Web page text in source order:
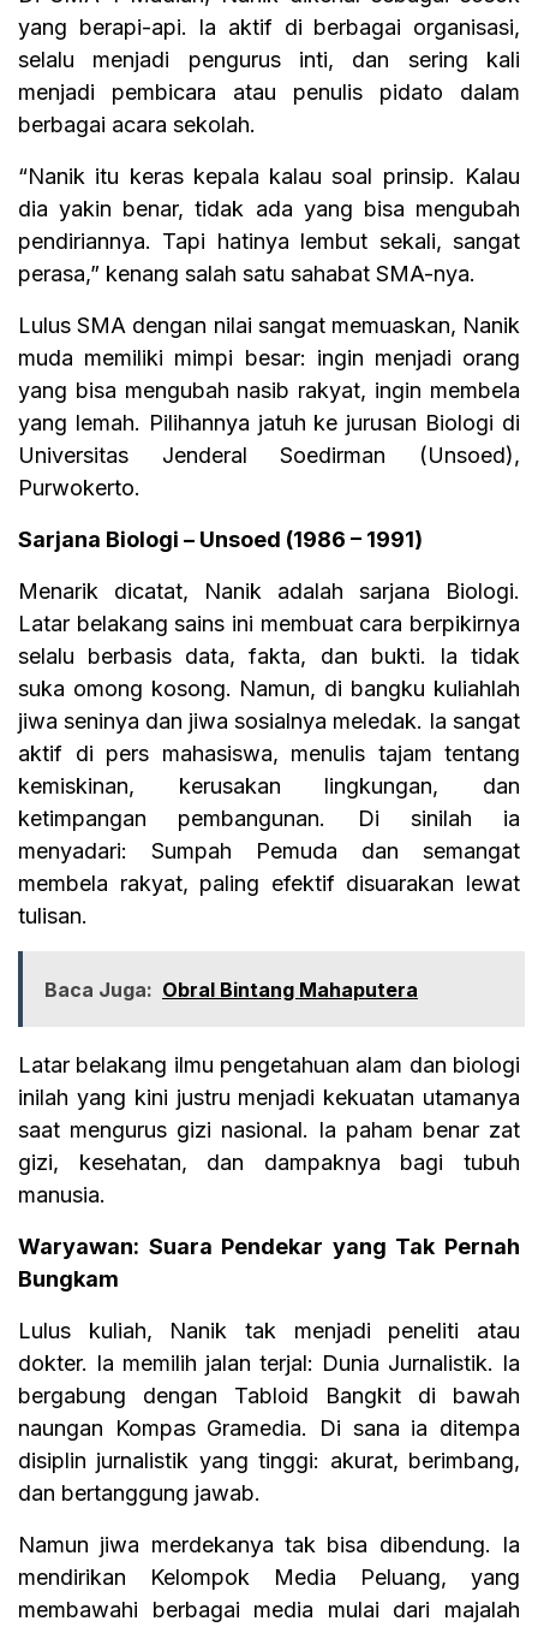
yang berapi-api. Ia aktif di berbagai organisasi,
selalu menjadi pengurus inti, dan sering kali
menjadi pembicara atau penulis pidato dalam
berbagai acara sekolah.
“Nanik itu keras kepala kalau soal prinsip. Kalau
dia yakin benar, tidak ada yang bisa mengubah
pendiriannya. Tapi hatinya lembut sekali, sangat
perasa,” kenang salah satu sahabat SMA-nya.
Lulus SMA dengan nilai sangat memuaskan, Nanik
muda memiliki mimpi besar: ingin menjadi orang
yang bisa mengubah nasib rakyat, ingin membela
yang lemah. Pilihannya jatuh ke jurusan Biologi di
Universitas Jenderal Soedirman (Unsoed),
Purwokerto.
Sarjana Biologi – Unsoed (1986 – 1991)
Menarik dicatat, Nanik adalah sarjana Biologi.
Latar belakang sains ini membuat cara berpikirnya
selalu berbasis data, fakta, dan bukti. Ia tidak
suka omong kosong. Namun, di bangku kuliahlah
jiwa seninya dan jiwa sosialnya meledak. Ia sangat
aktif di pers mahasiswa, menulis tajam tentang
kemiskinan, kerusakan lingkungan, dan
ketimpangan pembangunan. Di sinilah ia
menyadari: Sumpah Pemuda dan semangat
membela rakyat, paling efektif disuarakan lewat
tulisan.
Baca Juga: Obral Bintang Mahaputera
Latar belakang ilmu pengetahuan alam dan biologi
inilah yang kini justru menjadi kekuatan utamanya
saat mengurus gizi nasional. Ia paham benar zat
gizi, kesehatan, dan dampaknya bagi tubuh
manusia.
Waryawan: Suara Pendekar yang Tak Pernah
Bungkam
Lulus kuliah, Nanik tak menjadi peneliti atau
dokter. Ia memilih jalan terjal: Dunia Jurnalistik. Ia
bergabung dengan Tabloid Bangkit di bawah
naungan Kompas Gramedia. Di sana ia ditempa
disiplin jurnalistik yang tinggi: akurat, berimbang,
dan bertanggung jawab.
Namun jiwa merdekanya tak bisa dibendung. Ia
mendirikan Kelompok Media Peluang, yang
membawahi berbagai media mulai dari majalah